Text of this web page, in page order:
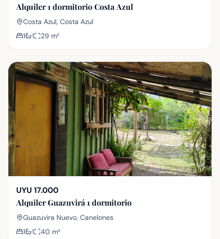
Alquiler 1 dormitorio Costa Azul
Costa Azul, Costa Azul
1
1 29 m²
UYU 17.000
Alquiler Guazuvirá 1 dormitorio
Guazuvira Nuevo, Canelones
1
1 40 m²